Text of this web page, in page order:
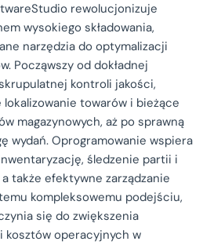
rewolucjonizuje
wysokiego składowania,
narzędzia do optymalizacji
Począwszy od dokładnej
kontroli jakości,
towarów i bieżące
magazynowych, aż po sprawną
wydań. Oprogramowanie wspiera
śledzenie partii i
także efektywne zarządzanie
kompleksowemu podejściu,
się do zwiększenia
kosztów operacyjnych w